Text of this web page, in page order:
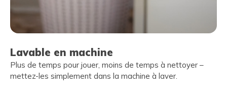
Lavable en machine
Plus de temps pour jouer, moins de temps à nettoyer –
mettez-les simplement dans la machine à laver.